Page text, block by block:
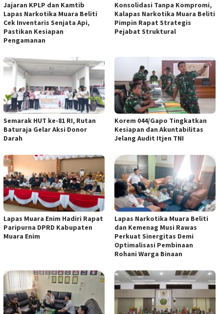
Jajaran KPLP dan Kamtib
Lapas Narkotika Muara Beliti
Cek Inventaris Senjata Api,
Pastikan Kesiapan
Pengamanan
Konsolidasi Tanpa Kompromi,
Kalapas Narkotika Muara Beliti
Pimpin Rapat Strategis
Pejabat Struktural
Semarak HUT ke-81 RI, Rutan
Baturaja Gelar Aksi Donor
Darah
Korem 044/Gapo Tingkatkan
Kesiapan dan Akuntabilitas
Jelang Audit Itjen TNI
Lapas Muara Enim Hadiri Rapat
Paripurna DPRD Kabupaten
Muara Enim
Lapas Narkotika Muara Beliti
dan Kemenag Musi Rawas
Perkuat Sinergitas Demi
Optimalisasi Pembinaan
Rohani Warga Binaan